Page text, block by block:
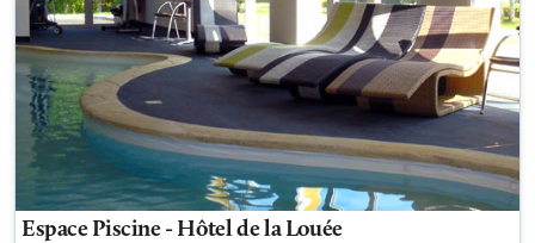
Espace Piscine - Hôtel de la Louée